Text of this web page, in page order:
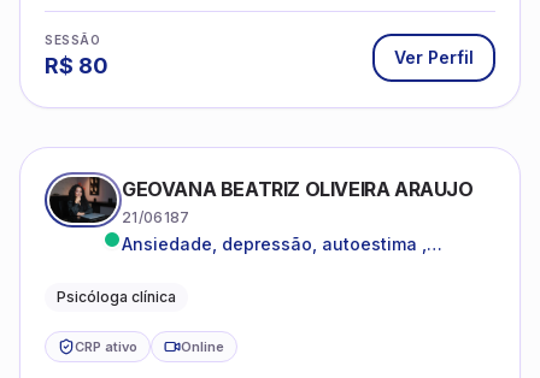
SESSÃO
R$ 80 Ver Perfil
GEOVANA BEATRIZ OLIVEIRA ARAUJO
21/06187
Ansiedade, depressão, autoestima ,
Psicóloga clínica
CRP ativo Online